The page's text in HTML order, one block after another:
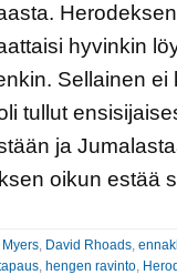
hyvinkin
Sellainen ei
tullut
ja
oikun estää
David Rhoads
hengen ravinto